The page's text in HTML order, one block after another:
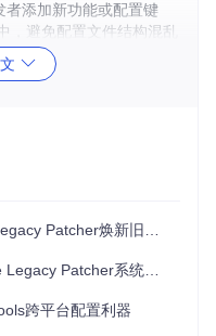
者添加新功能或配置键
，避免配置文件结构混乱
置验证，即时指出潜在冲
需求
、驱动和资源文
焕新旧Mac的技术民主化之路
Patcher系统升级解决方案
跨平台配置利器